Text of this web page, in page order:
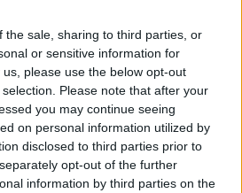
the sale, sharing to third parties, or
or sensitive information for
please use the below opt-out
Please note that after your
you may continue seeing
on personal information utilized by
disclosed to third parties prior to
opt-out of the further
information by third parties on the
لتعزيز صحة القلب. إضافة القرفة
خطوة ذكية لصحة قلبك.